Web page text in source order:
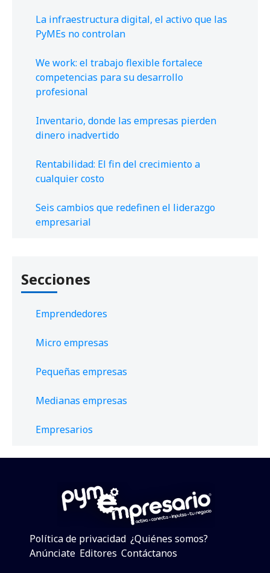
La infraestructura digital, el activo que las
PyMEs no controlan
We work: el trabajo flexible fortalece
competencias para su desarrollo
profesional
Inventario, donde las empresas pierden
dinero inadvertido
Rentabilidad: El fin del crecimiento a
cualquier costo
Seis cambios que redefinen el liderazgo
empresarial
Secciones
Emprendedores
Micro empresas
Pequeñas empresas
Medianas empresas
Empresarios
Política de privacidad ¿Quiénes somos?
Anúnciate Editores Contáctanos